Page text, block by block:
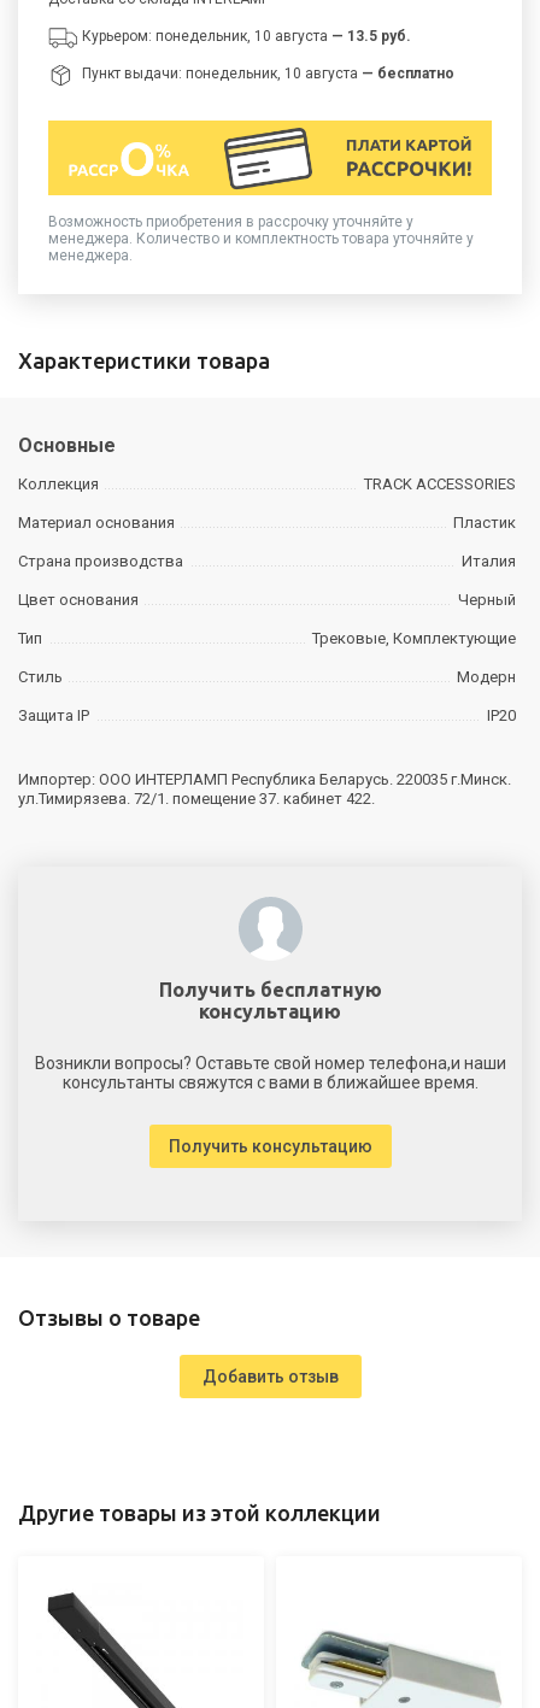
Курьером: понедельник, 10 августа — 13.5 руб.
Пункт выдачи: понедельник, 10 августа — бесплатно
Возможность приобретения в рассрочку уточняйте у
менеджера. Количество и комплектность товара уточняйте у
менеджера.
Характеристики товара
Основные
Коллекция TRACK ACCESSORIES
Материал основания Пластик
Страна производства Италия
Цвет основания Черный
Тип Трековые, Комплектующие
Стиль Модерн
Защита IP IP20
Импортер: ООО ИНТЕРЛАМП Республика Беларусь. 220035 г.Минск.
ул.Тимирязева. 72/1. помещение 37. кабинет 422.
Получить бесплатную
консультацию
Возникли вопросы? Оставьте свой номер телефона,и наши
консультанты свяжутся с вами в ближайшее время.
Получить консультацию
Отзывы о товаре
Добавить отзыв
Другие товары из этой коллекции